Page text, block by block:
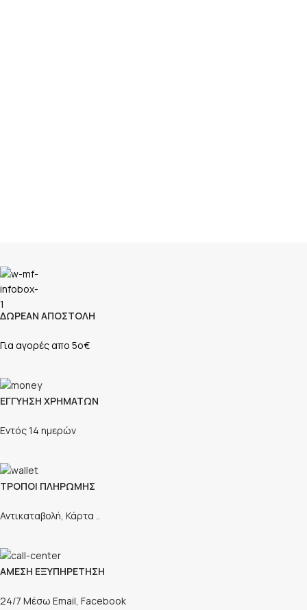
ΔΩΡΕΑΝ ΑΠΟΣΤΟΛΗ
Για αγορές απο 5ο€
ΕΓΓΥΗΣΗ ΧΡΗΜΑΤΩΝ
Εντός 14 ημερών
ΤΡΟΠΟΙ ΠΛΗΡΩΜΗΣ
Αντικαταβολή, Κάρτα ..
ΑΜΕΣΗ ΕΞΥΠΗΡΕΤΗΣΗ
24/7 Μέσω Email, Facebook